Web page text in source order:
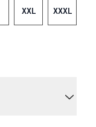
XXL XXXL